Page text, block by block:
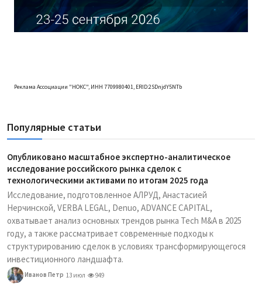
Реклама Ассоциации "НОКС", ИНН 7709980401, ERID:2SDnjdY5NTb
Популярные статьи
Опубликовано масштабное экспертно-аналитическое
исследование российского рынка сделок с
технологическими активами по итогам 2025 года
Исследование, подготовленное АЛРУД, Анастасией
Нерчинской, VERBA LEGAL, Denuo, ADVANCE CAPITAL,
охватывает анализ основных трендов рынка Tech M&A в 2025
году, а также рассматривает современные подходы к
структурированию сделок в условиях трансформирующегося
инвестиционного ландшафта.
Иванов Петр 13 июл 949